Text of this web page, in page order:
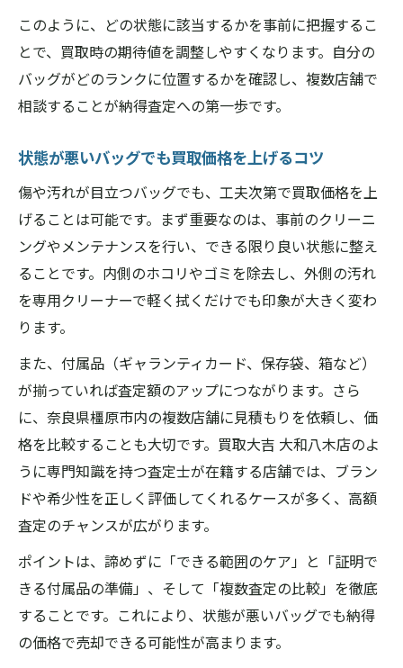
このように、どの状態に該当するかを事前に把握するこ
とで、買取時の期待値を調整しやすくなります。自分の
バッグがどのランクに位置するかを確認し、複数店舗で
相談することが納得査定への第一歩です。
状態が悪いバッグでも買取価格を上げるコツ
傷や汚れが目立つバッグでも、工夫次第で買取価格を上
げることは可能です。まず重要なのは、事前のクリーニ
ングやメンテナンスを行い、できる限り良い状態に整え
ることです。内側のホコリやゴミを除去し、外側の汚れ
を専用クリーナーで軽く拭くだけでも印象が大きく変わ
ります。
また、付属品（ギャランティカード、保存袋、箱など）
が揃っていれば査定額のアップにつながります。さら
に、奈良県橿原市内の複数店舗に見積もりを依頼し、価
格を比較することも大切です。買取大吉 大和八木店のよ
うに専門知識を持つ査定士が在籍する店舗では、ブラン
ドや希少性を正しく評価してくれるケースが多く、高額
査定のチャンスが広がります。
ポイントは、諦めずに「できる範囲のケア」と「証明で
きる付属品の準備」、そして「複数査定の比較」を徹底
することです。これにより、状態が悪いバッグでも納得
の価格で売却できる可能性が高まります。